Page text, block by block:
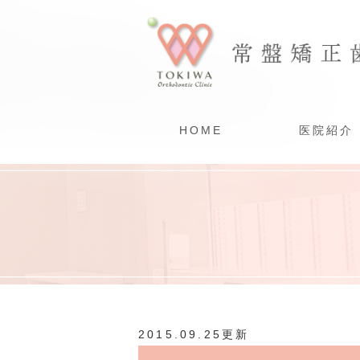
HOME 医院紹介
2015.09.25更新